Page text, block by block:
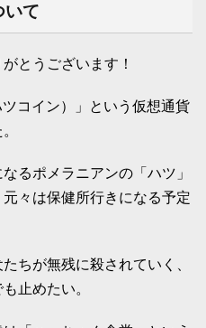
いて
とうございます！
コイン）」という仮想通貨
るポメラニアンの「ハツ」
々は保健所行きになる予定
ちが無残に殺されていく、
止めたい。